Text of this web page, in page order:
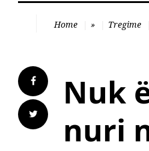
Home » Tregime
Nuk
nuri